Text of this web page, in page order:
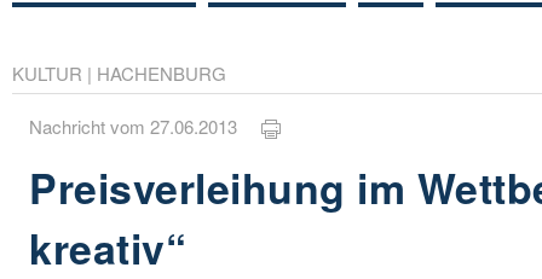
KULTUR | HACHENBURG
Nachricht vom 27.06.2013
Preisverleihung im
kreativ“